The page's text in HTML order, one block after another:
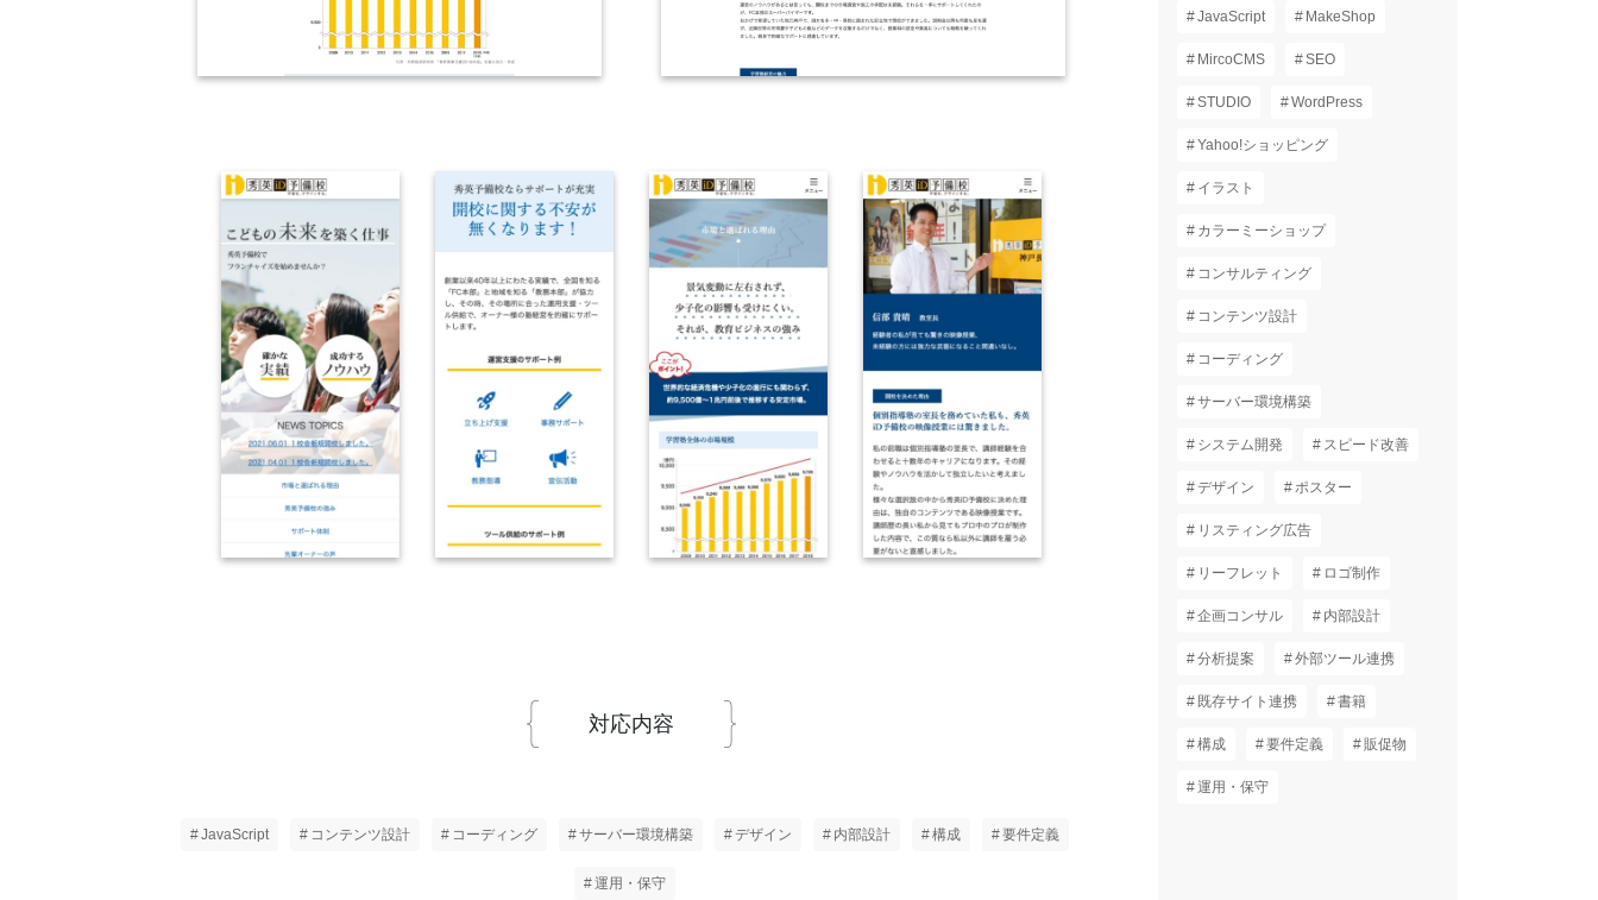
対応内容
JavaScript コンテンツ設計 コーディング サーバー環境構築 デザイン 内部設計 構成 要件定義
運用・保守
JavaScript MakeShop
MircoCMS SEO
STUDIO WordPress
Yahoo!ショッピング
イラスト
カラーミーショップ
コンサルティング
コンテンツ設計
コーディング
サーバー環境構築
システム開発 スピード改善
デザイン ポスター
リスティング広告
リーフレット ロゴ制作
企画コンサル 内部設計
分析提案 外部ツール連携
既存サイト連携 書籍
構成 要件定義 販促物
運用・保守